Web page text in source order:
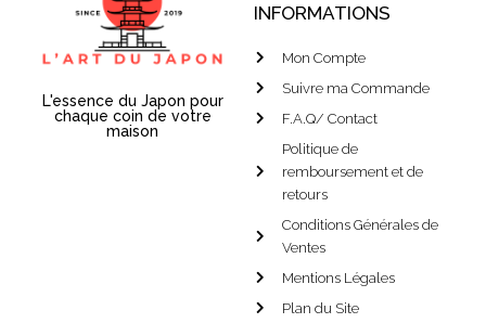
L'essence du Japon pour
chaque coin de votre
maison
INFORMATIONS
Mon Compte
Suivre ma Commande
F.A.Q/ Contact
Politique de
remboursement et de
retours
Conditions Générales de
Ventes
Mentions Légales
Plan du Site